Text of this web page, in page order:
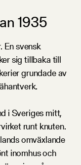
1935
En svensk
sig tillbaka till
grundade av
i Sveriges mitt,
runt knuten.
omväxlande
inomhus och